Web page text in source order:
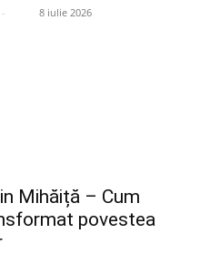
- 8 iulie 2026
Mihăiță – Cum
povestea